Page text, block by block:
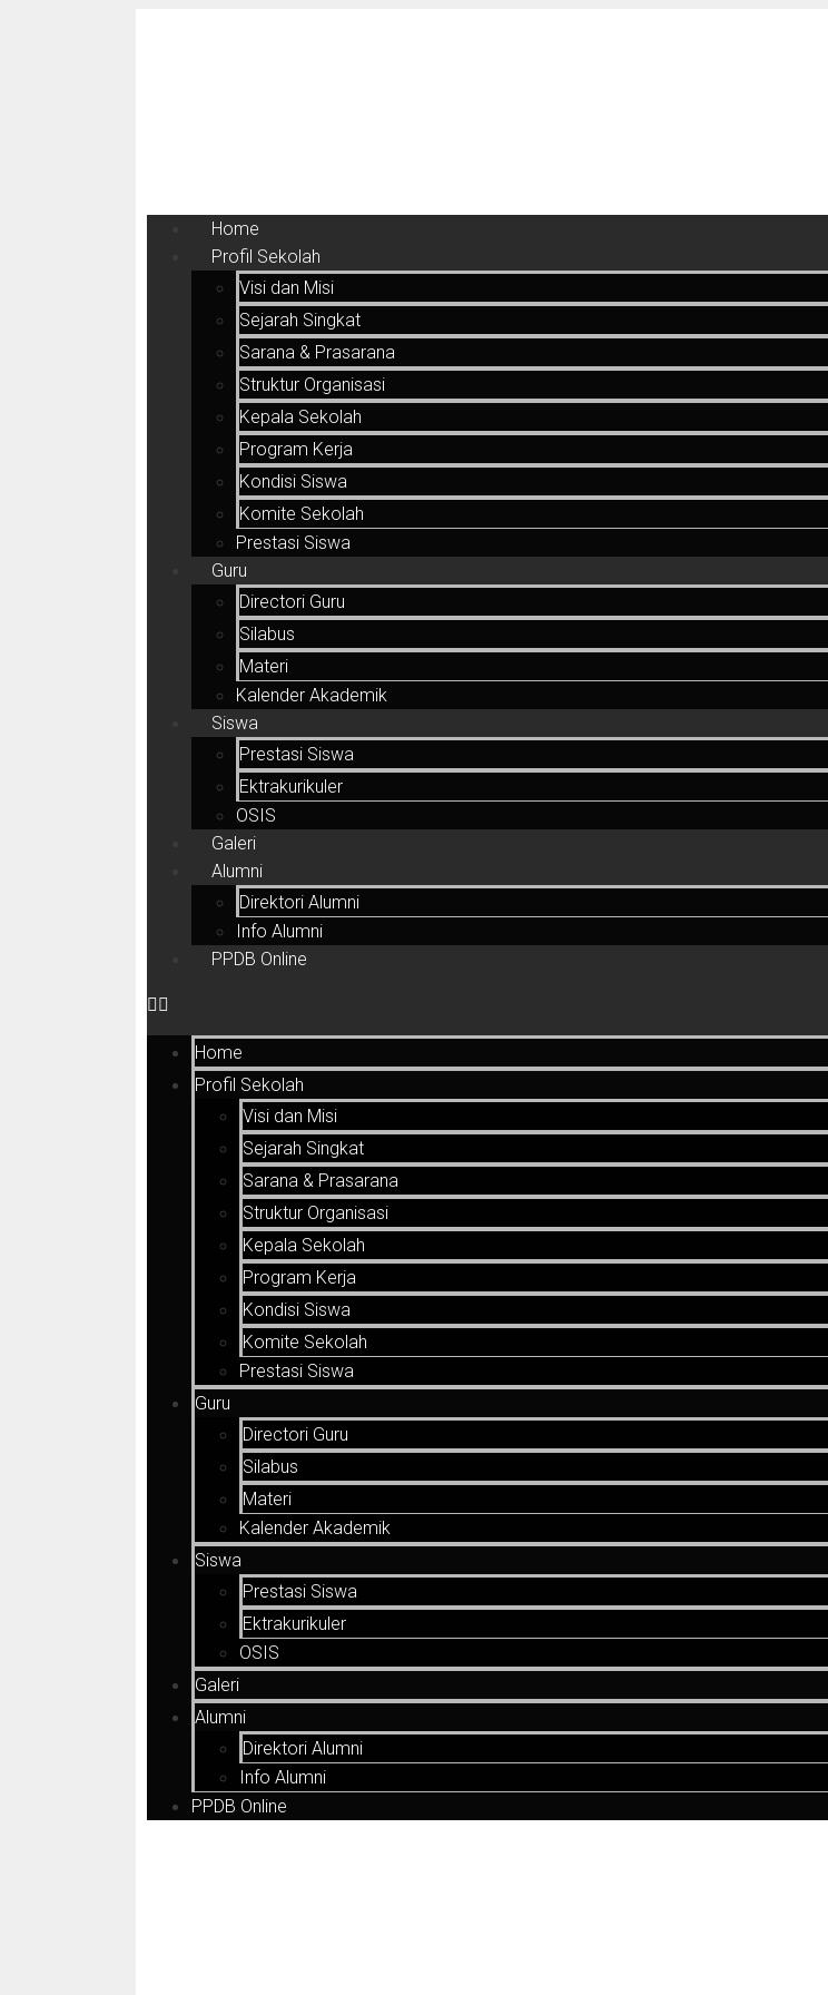
Home
Profil Sekolah
Visi dan Misi
Sejarah Singkat
Sarana & Prasarana
Struktur Organisasi
Kepala Sekolah
Program Kerja
Kondisi Siswa
Komite Sekolah
Prestasi Siswa
Guru
Directori Guru
Silabus
Materi
Kalender Akademik
Siswa
Prestasi Siswa
Ektrakurikuler
OSIS
Galeri
Alumni
Direktori Alumni
Info Alumni
PPDB Online
Home
Profil Sekolah
Visi dan Misi
Sejarah Singkat
Sarana & Prasarana
Struktur Organisasi
Kepala Sekolah
Program Kerja
Kondisi Siswa
Komite Sekolah
Prestasi Siswa
Guru
Directori Guru
Silabus
Materi
Kalender Akademik
Siswa
Prestasi Siswa
Ektrakurikuler
OSIS
Galeri
Alumni
Direktori Alumni
Info Alumni
PPDB Online